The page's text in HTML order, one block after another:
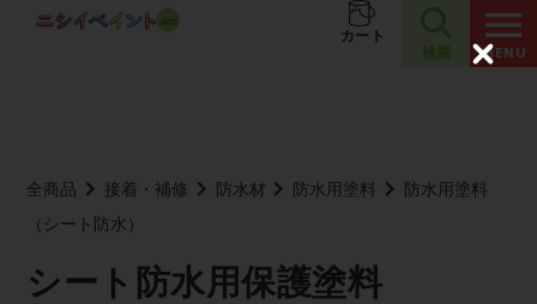
お知らせ 夏季休業のお知らせ
カート
検索
全商品 接着・補修 防水材 防水用塗料
防水用塗料
（シート防水）
シート防水用保護塗料
C